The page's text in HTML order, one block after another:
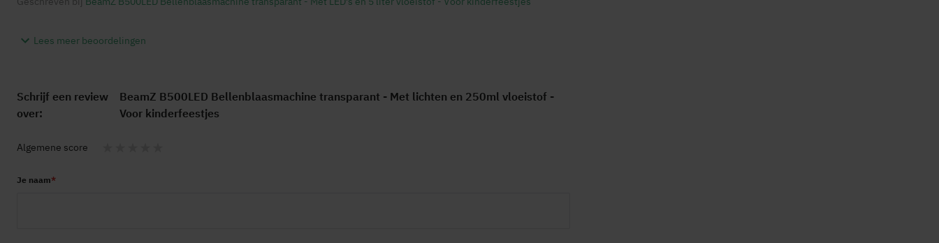
Schrijf een review
over:
BeamZ B500LED Bellenblaasmachine transparant - Met lichten en 250ml vloeistof -
Voor kinderfeestjes
Algemene score
Je naam
Lees meer beoordelingen